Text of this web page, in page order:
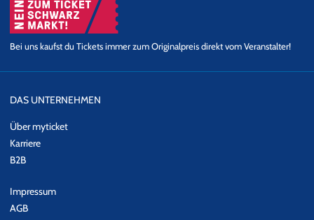
Bei uns kaufst du Tickets immer zum Originalpreis direkt vom Veranstalter!
DAS UNTERNEHMEN
Über myticket
Karriere
B2B
Impressum
AGB